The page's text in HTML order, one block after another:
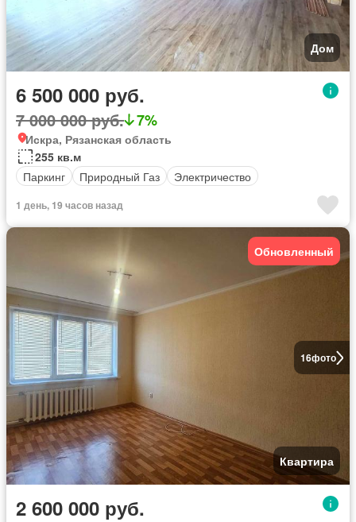
Дом
6 500 000 руб.
7 000 000 руб. 7%
Искра, Рязанская область
255 кв.м
Паркинг
Природный Газ Электричество
1 день, 19 часов назад
16фото
Обновленный
Квартира
2 600 000 руб.